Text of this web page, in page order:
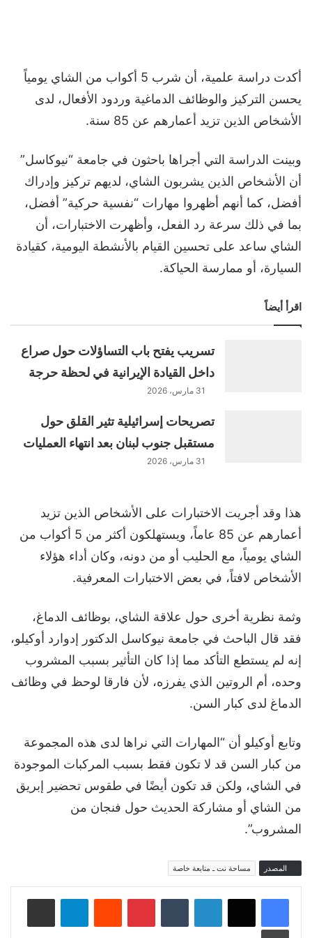
أكدت دراسة علمية، أن شرب 5 أكواب من الشاي يومياً
يحسن التركيز والوظائف الدماغية وردود الأفعال، لدى
الأشخاص الذين تزيد أعمارهم عن 85 سنة.
وبينت الدراسة التي أجراها باحثون في جامعة “نيوكاسل”
أن الأشخاص الذين يشربون الشاي، لديهم تركيز وإدراك
أفضل، كما أنهم أظهروا مهارات “نفسية حركية” أفضل،
بما في ذلك سرعة رد الفعل، وأظهرت الاختبارات، أن
الشاي ساعد على تحسين القيام بالأنشطة اليومية، كقيادة
السيارة، أو ممارسة الحياكة.
اقرأ أيضاً
تسريب يفتح باب التساؤلات حول صراع
داخل القيادة الإيرانية في لحظة حرجة
31 مارس، 2026
تصريحات إسرائيلية تثير القلق حول
مستقبل جنوب لبنان بعد انتهاء العمليات
31 مارس، 2026
هذا وقد أجريت الاختبارات على الأشخاص الذين تزيد
أعمارهم عن 85 عاماً، ويستهلكون أكثر من 5 أكواب من
الشاي يومياً، مع الحليب أو من دونه، وكان أداء هؤلاء
الأشخاص لافتاً، في بعض الاختبارات المعرفية.
وثمة نظرية أخرى حول علاقة الشاي، بوظائف الدماغ،
فقد قال الباحث في جامعة نيوكاسل الدكتور إدوارد أوكيلو،
إنه لم يستطع التأكد مما إذا كان التأثير بسبب المشروب
وحده، أم الروتين الذي يفرزه، لأن فارقا لوحظ في وظائف
الدماغ لدى كبار السن.
وتابع أوكيلو أن “المهارات التي نراها لدى هذه المجموعة
من كبار السن قد لا تكون فقط بسبب المركبات الموجودة
في الشاي، ولكن قد تكون أيضًا في طقوس تحضير إبريق
من الشاي أو مشاركة الحديث حول فنجان من
المشروب”.
المصدر مساحة نت ـ متابعة خاصة
لينكدإن بينتيريست